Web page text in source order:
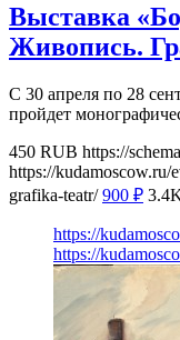
Выставка
Живопись.
С 30 апреля по 28
пройдет
450 RUB https://
https://kudamoscow.ru/
grafika-teatr/ 900 ₽
https://
https://